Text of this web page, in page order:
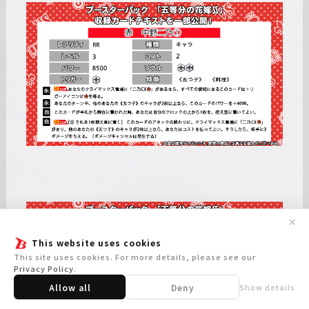
This website uses cookies
This site uses cookies. For more details, please see our
Privacy Policy.
Allow all Deny Show details
✕